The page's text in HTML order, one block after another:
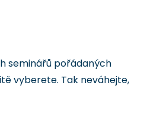
seminářů pořádaných
vyberete. Tak neváhejte,